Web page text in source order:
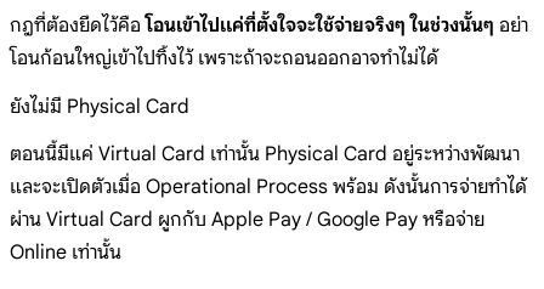
กฎที่ต้องยึดไว้คือโอนเข้าไปแค่ที่ตั้งใจจะใช้จ่ายจริงๆ ในช่วงนั้นๆ อย่า
โอนก้อนใหญ่เข้าไปทิ้งไว้ เพราะถ้าจะถอนออกอาจทำไม่ได้
ยังไม่มี Physical Card
ตอนนี้มีแค่ Virtual Card เท่านั้น Physical Card อยู่ระหว่างพัฒนา
และจะเปิดตัวเมื่อ Operational Process พร้อม ดังนั้นการจ่ายทำได้
ผ่าน Virtual Card ผูกกับ Apple Pay / Google Pay หรือจ่าย
Online เท่านั้น